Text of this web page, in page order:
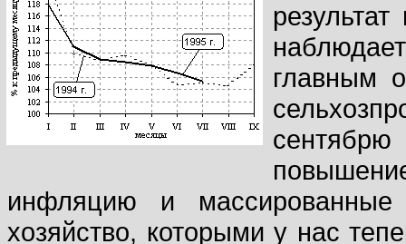
главным
инфляцию и
хозяйство, которыми у нас